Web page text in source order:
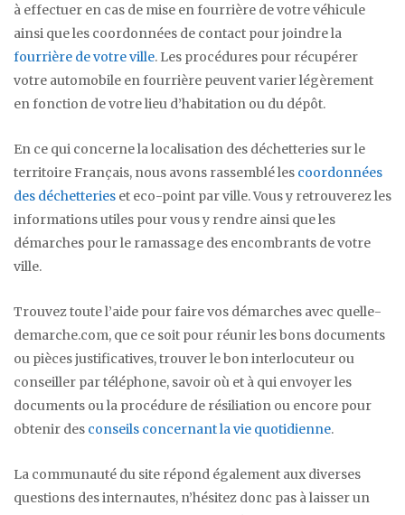
à effectuer en cas de mise en fourrière de votre véhicule
ainsi que les coordonnées de contact pour joindre la
fourrière de votre ville. Les procédures pour récupérer
votre automobile en fourrière peuvent varier légèrement
en fonction de votre lieu d’habitation ou du dépôt.
En ce qui concerne la localisation des déchetteries sur le
territoire Français, nous avons rassemblé les coordonnées
des déchetteries et eco-point par ville. Vous y retrouverez les
informations utiles pour vous y rendre ainsi que les
démarches pour le ramassage des encombrants de votre
ville.
Trouvez toute l’aide pour faire vos démarches avec quelle-
demarche.com, que ce soit pour réunir les bons documents
ou pièces justificatives, trouver le bon interlocuteur ou
conseiller par téléphone, savoir où et à qui envoyer les
documents ou la procédure de résiliation ou encore pour
obtenir des conseils concernant la vie quotidienne.
La communauté du site répond également aux diverses
questions des internautes, n’hésitez donc pas à laisser un